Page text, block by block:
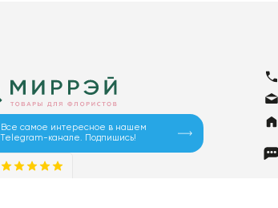
Все самое интересное в нашем
Telegram-канале. Подпишись!